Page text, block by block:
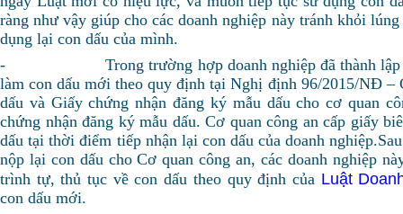
ràng như vậy giúp cho các doanh nghiệp này tránh khỏi
dụng lại con dấu của mình.
- Trong trường hợp doanh nghiệp đã thành lập
làm con dấu mới theo quy định tại Nghị định 96/2015/NĐ –
dấu và Giấy chứng nhận đăng ký mẫu dấu cho cơ quan
chứng nhận đăng ký mẫu dấu. Cơ quan công an cấp giấy
dấu tại thời điểm tiếp nhận lại con dấu của doanh
nộp lại con dấu cho Cơ quan công an, các doanh nghiệp
trình tự, thủ tục về con dấu theo quy định của Luật
con dấu mới.